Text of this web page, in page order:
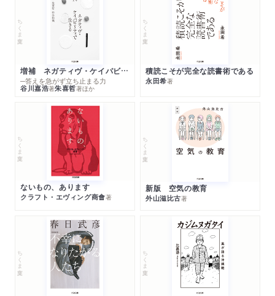
ちくま文庫
増補 ネガティヴ・ケイパビリティで生きる
─答えを急がず立ち止まる力
谷川嘉浩著朱喜哲著ほか
ちくま文庫
積読こそが完全な読書術である
永田希著
ちくま文庫
ないもの、あります
クラフト・エヴィング商會著
ちくま文庫
新版 空気の教育
外山滋比古著
ちくま文庫 ちくま文庫